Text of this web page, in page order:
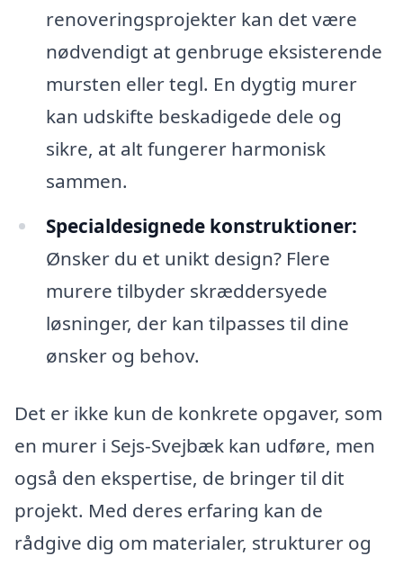
renoveringsprojekter kan det være
nødvendigt at genbruge eksisterende
mursten eller tegl. En dygtig murer
kan udskifte beskadigede dele og
sikre, at alt fungerer harmonisk
sammen.
Specialdesignede konstruktioner:
Ønsker du et unikt design? Flere
murere tilbyder skræddersyede
løsninger, der kan tilpasses til dine
ønsker og behov.
Det er ikke kun de konkrete opgaver, som
en murer i Sejs-Svejbæk kan udføre, men
også den ekspertise, de bringer til dit
projekt. Med deres erfaring kan de
rådgive dig om materialer, strukturer og